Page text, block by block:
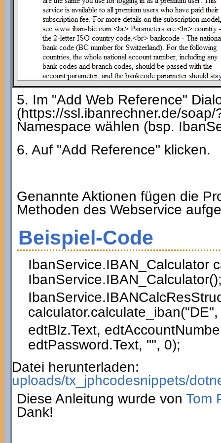
5. Im "Add Web Reference"
(https://ssl.ibanrechner.de/
Namespace wählen (bsp.
6. Auf "Add Reference" klicken.
Genannte Aktionen fügen die
Methoden des Webservice
Beispiel-Code
IbanService.IBAN_Calculator
IbanService.IBAN_Calculator()
IbanService.
calculator.calculate_iban("DE",
edtBlz.Text,
edtPassword.Text, "", 0);
Datei herunterladen:
uploads/tx_jphcodesnippets/
Diese Anleitung wurde von Tom
Dank!